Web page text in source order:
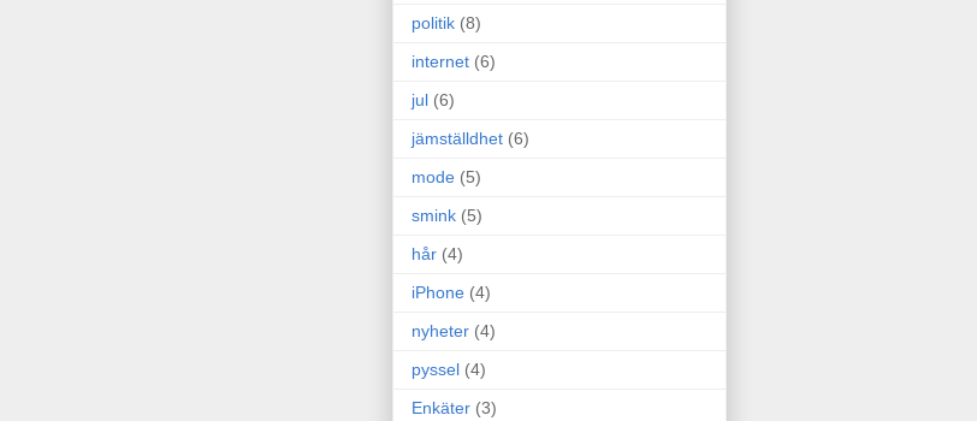
politik (8)
internet (6)
jul (6)
jämställdhet (6)
mode (5)
smink (5)
hår (4)
iPhone (4)
nyheter (4)
pyssel (4)
Enkäter (3)